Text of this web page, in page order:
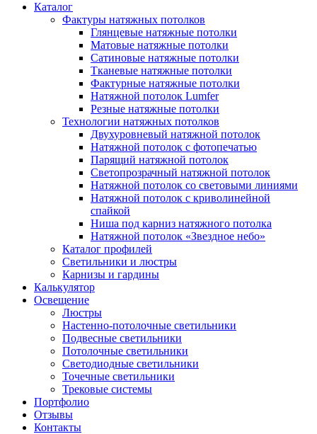
Каталог
Фактуры натяжных потолков
Глянцевые натяжные потолки
Матовые натяжные потолки
Сатиновые натяжные потолки
Тканевые натяжные потолки
Фактурные натяжные потолки
Натяжной потолок Lumfer
Резные натяжные потолки
Технологии натяжных потолков
Двухуровневый натяжной потолок
Натяжной потолок с фотопечатью
Парящий натяжной потолок
Светопрозрачный натяжной потолок
Натяжной потолок со световыми линиями
Натяжной потолок с криволинейной
спайкой
Ниша под карниз натяжного потолка
Натяжной потолок «Звездное небо»
Каталог профилей
Светильники и люстры
Карнизы и гардины
Калькулятор
Освещение
Люстры
Настенно-потолочные светильники
Подвесные светильники
Потолочные светильники
Светодиодные светильники
Точечные светильники
Трековые системы
Портфолио
Отзывы
Контакты